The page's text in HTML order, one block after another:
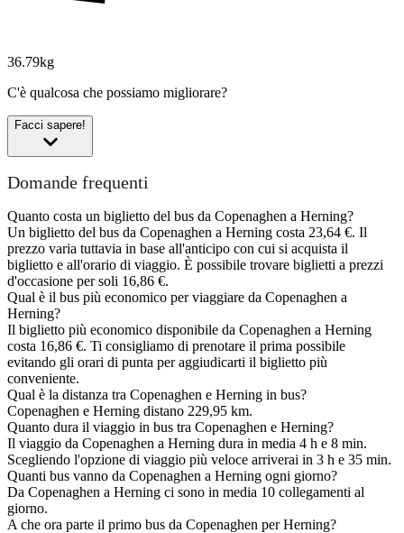
36.79kg
C'è qualcosa che possiamo migliorare?
Facci sapere!
Domande frequenti
Quanto costa un biglietto del bus da Copenaghen a Herning?
Un biglietto del bus da Copenaghen a Herning costa 23,64 €. Il
prezzo varia tuttavia in base all'anticipo con cui si acquista il
biglietto e all'orario di viaggio. È possibile trovare biglietti a prezzi
d'occasione per soli 16,86 €.
Qual è il bus più economico per viaggiare da Copenaghen a
Herning?
Il biglietto più economico disponibile da Copenaghen a Herning
costa 16,86 €. Ti consigliamo di prenotare il prima possibile
evitando gli orari di punta per aggiudicarti il biglietto più
conveniente.
Qual è la distanza tra Copenaghen e Herning in bus?
Copenaghen e Herning distano 229,95 km.
Quanto dura il viaggio in bus tra Copenaghen e Herning?
Il viaggio da Copenaghen a Herning dura in media 4 h e 8 min.
Scegliendo l'opzione di viaggio più veloce arriverai in 3 h e 35 min.
Quanti bus vanno da Copenaghen a Herning ogni giorno?
Da Copenaghen a Herning ci sono in media 10 collegamenti al
giorno.
A che ora parte il primo bus da Copenaghen per Herning?